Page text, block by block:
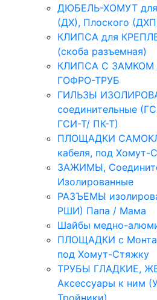
ДЮБЕЛЬ-ХОМУТ для
(ДХ), Плоского
КЛИПСА для
(скоба разъемная)
КЛИПСА С ЗАМКОМ
ГОФРО-ТРУБ
ГИЛЬЗЫ
соединительные
ГСИ-Т/ ПК-Т)
ПЛОЩАДКИ
кабеля, под Хомут-
ЗАЖИМЫ,
Изолированные
РАЗЪЕМЫ
РШИ) Папа / Мама
Шайбы медно-
ПЛОЩАДКИ с
под Хомут-Стяжку
ТРУБЫ ГЛАДКИЕ,
Аксессуары к ним
Тройники)